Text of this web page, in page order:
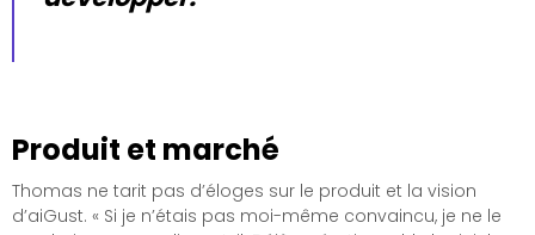
Produit et marché
Thomas ne tarit pas d’éloges sur le produit et la vision
d’aiGust. « Si je n’étais pas moi-même convaincu, je ne le